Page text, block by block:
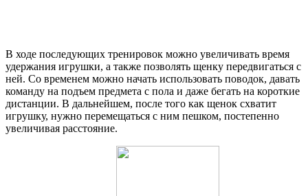
В ходе последующих тренировок можно увеличивать время
удержания игрушки, а также позволять щенку передвигаться с
ней. Со временем можно начать использовать поводок, давать
команду на подъем предмета с пола и даже бегать на короткие
дистанции. В дальнейшем, после того как щенок схватит
игрушку, нужно перемещаться с ним пешком, постепенно
увеличивая расстояние.